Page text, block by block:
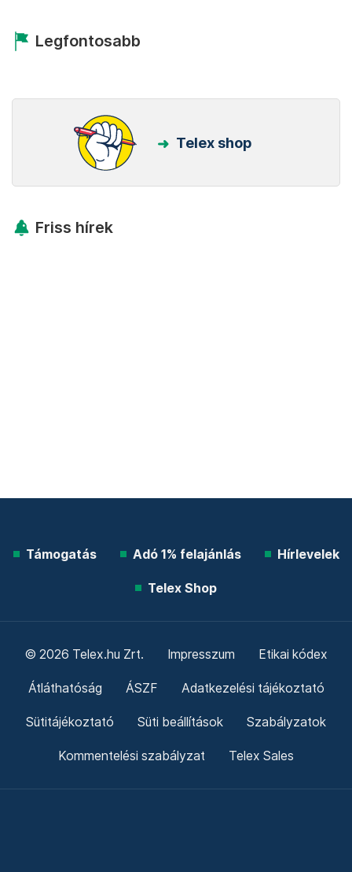
Legfontosabb
Telex shop
Friss hírek
Támogatás Adó 1% felajánlás Hírlevelek
Telex Shop
© 2026 Telex.hu Zrt. Impresszum Etikai kódex
Átláthatóság ÁSZF Adatkezelési tájékoztató
Sütitájékoztató Süti beállítások Szabályzatok
Kommentelési szabályzat Telex Sales